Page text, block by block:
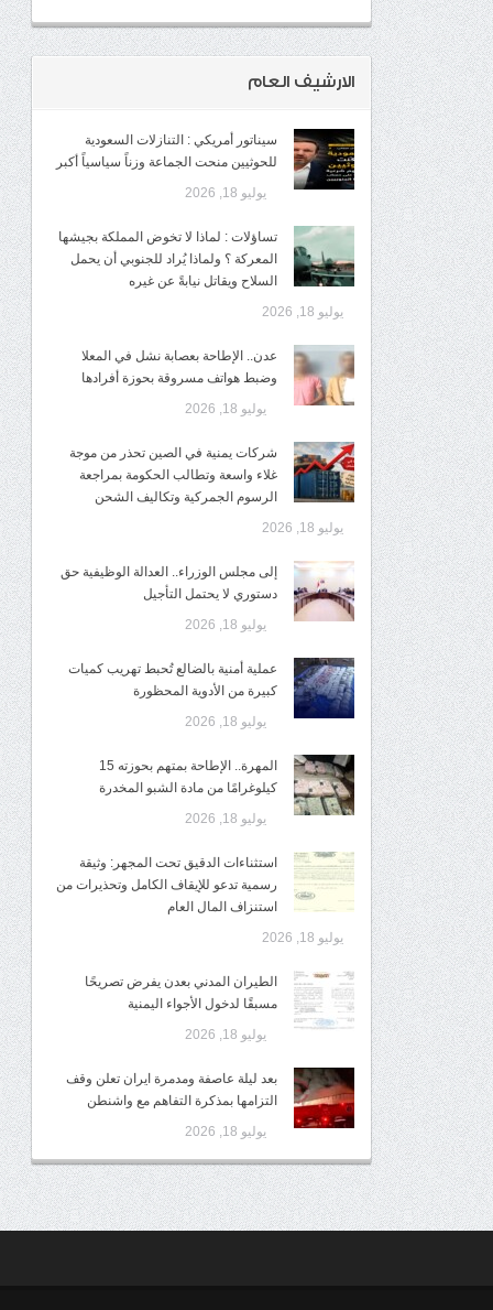
الارشيف العام
سيناتور أمريكي : التنازلات السعودية
للحوثيين منحت الجماعة وزناً سياسياً أكبر
يوليو 18, 2026
تساؤلات : لماذا لا تخوض المملكة بجيشها
المعركة ؟ ولماذا يُراد للجنوبي أن يحمل
السلاح ويقاتل نيابةً عن غيره
يوليو 18, 2026
عدن.. الإطاحة بعصابة نشل في المعلا
وضبط هواتف مسروقة بحوزة أفرادها
يوليو 18, 2026
شركات يمنية في الصين تحذر من موجة
غلاء واسعة وتطالب الحكومة بمراجعة
الرسوم الجمركية وتكاليف الشحن
يوليو 18, 2026
إلى مجلس الوزراء.. العدالة الوظيفية حق
دستوري لا يحتمل التأجيل
يوليو 18, 2026
عملية أمنية بالضالع تُحبط تهريب كميات
كبيرة من الأدوية المحظورة
يوليو 18, 2026
المهرة.. الإطاحة بمتهم بحوزته 15
كيلوغرامًا من مادة الشبو المخدرة
يوليو 18, 2026
استثناءات الدقيق تحت المجهر: وثيقة
رسمية تدعو للإيقاف الكامل وتحذيرات من
استنزاف المال العام
يوليو 18, 2026
الطيران المدني بعدن يفرض تصريحًا
مسبقًا لدخول الأجواء اليمنية
يوليو 18, 2026
بعد ليلة عاصفة ومدمرة ايران تعلن وقف
التزامها بمذكرة التفاهم مع واشنطن
يوليو 18, 2026